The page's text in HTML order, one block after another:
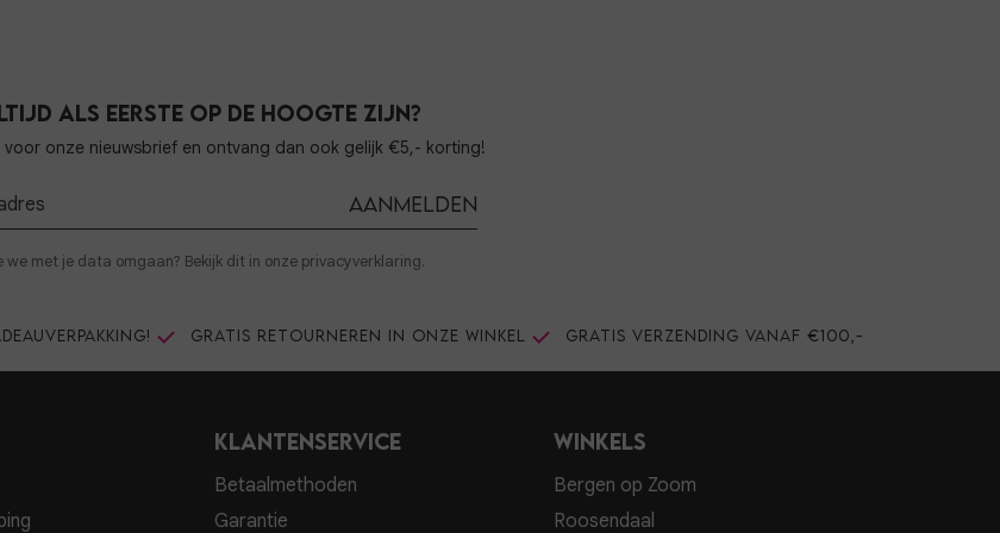
als eerste op de hoogte zijn?
voor onze nieuwsbrief en ontvang dan ook gelijk €5,- korting!
Aanmelden
we met je data omgaan? Bekijk dit in onze privacyverklaring.
Gratis retourneren in onze winkel Gratis verzending vanaf €100,-
Klantenservice
Betaalmethoden
Garantie
Winkels
Bergen op Zoom
Roosendaal